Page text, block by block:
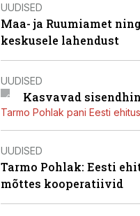
UUDISED
Maa- ja Ruumiamet
keskusele lahendust
UUDISED
Kasvavad
Tarmo Pohlak pani Eesti
UUDISED
Tarmo Pohlak: Eesti
mõttes kooperatiivid